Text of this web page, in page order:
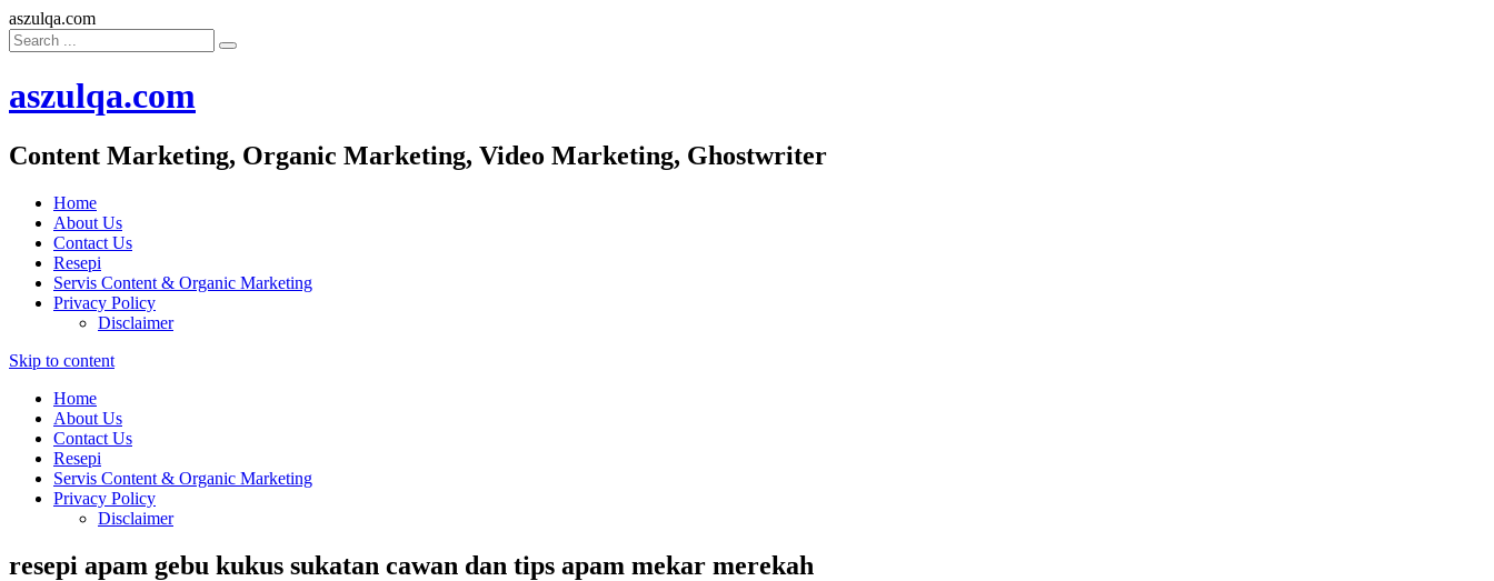
aszulqa.com
aszulqa.com
Content Marketing, Organic Marketing, Video Marketing, Ghostwriter
Home
About Us
Contact Us
Resepi
Servis Content & Organic Marketing
Privacy Policy
Disclaimer
Skip to content
Home
About Us
Contact Us
Resepi
Servis Content & Organic Marketing
Privacy Policy
Disclaimer
resepi apam gebu kukus sukatan cawan dan tips apam mekar merekah